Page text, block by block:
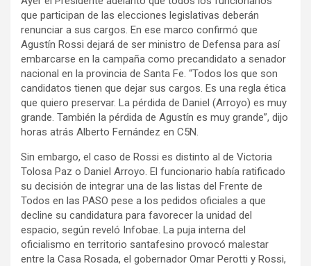
que participan de las elecciones legislativas deberán
renunciar a sus cargos. En ese marco confirmó que
Agustín Rossi dejará de ser ministro de Defensa para así
embarcarse en la campaña como precandidato a senador
nacional en la provincia de Santa Fe. “Todos los que son
candidatos tienen que dejar sus cargos. Es una regla ética
que quiero preservar. La pérdida de Daniel (Arroyo) es muy
grande. También la pérdida de Agustín es muy grande”, dijo
horas atrás Alberto Fernández en C5N.
Sin embargo, el caso de Rossi es distinto al de Victoria
Tolosa Paz o Daniel Arroyo. El funcionario había ratificado
su decisión de integrar una de las listas del Frente de
Todos en las PASO pese a los pedidos oficiales a que
decline su candidatura para favorecer la unidad del
espacio, según reveló Infobae. La puja interna del
oficialismo en territorio santafesino provocó malestar
entre la Casa Rosada, el gobernador Omar Perotti y Rossi,